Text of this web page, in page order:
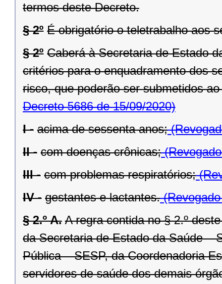
termos deste Decreto.
§ 2º É obrigatório o teletrabalho aos
§ 2º Caberá à Secretaria de Estado
critérios para o enquadramento dos
risco, que poderão ser submetidos
Decreto 5686 de 15/09/2020)
I - acima de sessenta anos;
II - com doenças crônicas;
III - com problemas respiratórios;
IV - gestantes e lactantes.(Revogado
§ 2.º A. A regra contida no § 2.º
da Secretaria de Estado da Saúde –
Pública – SESP, da Coordenadoria
servidores de saúde dos demais